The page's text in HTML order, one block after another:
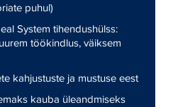
puhul)
System tihendushülss:
töökindlus, väiksem
kahjustuste ja mustuse eest
kauba üleandmiseks